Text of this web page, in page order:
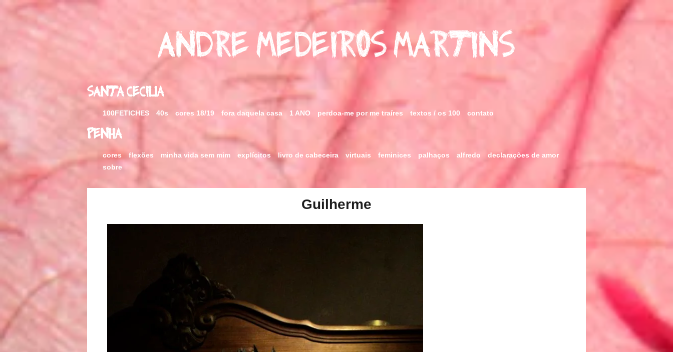
Skip
Andre Medeiros Martins
Santa Cecilia
100FETICHES 40s cores 18/19 fora daquela casa 1 ANO perdoa-me por me traíres textos / os 100 contato
Penha
cores flexões minha vida sem mim explícitos livro de cabeceira virtuais feminices palhaços alfredo
declarações de amor
sobre
Guilherme